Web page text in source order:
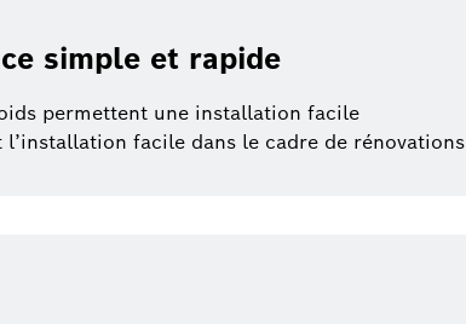
simple et rapide
permettent une installation facile
facile dans le cadre de rénovations